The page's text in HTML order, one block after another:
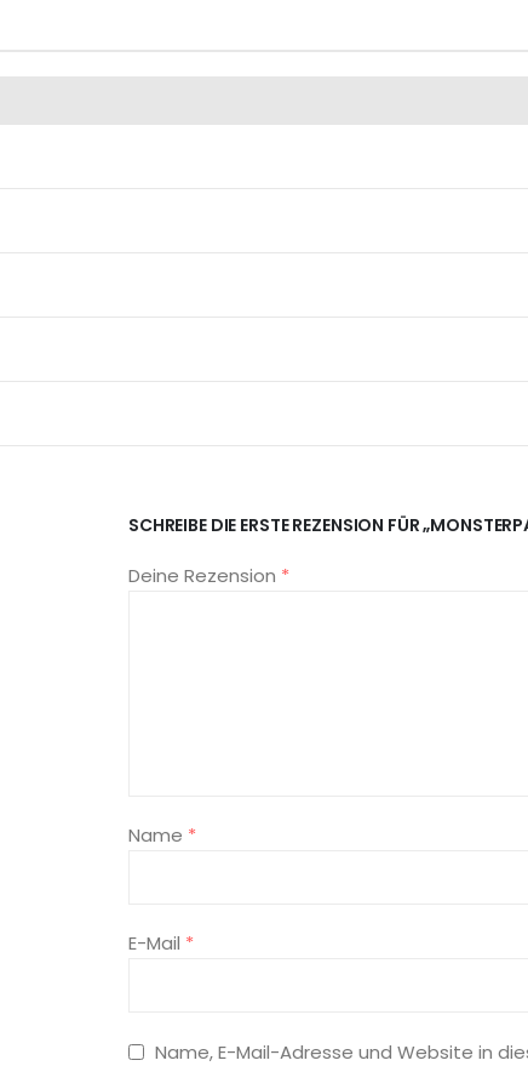
SCHREIBE DIE ERSTE REZENSION FÜR
Deine Rezension *
Name *
E-Mail *
Name, E-Mail-Adresse und Website in